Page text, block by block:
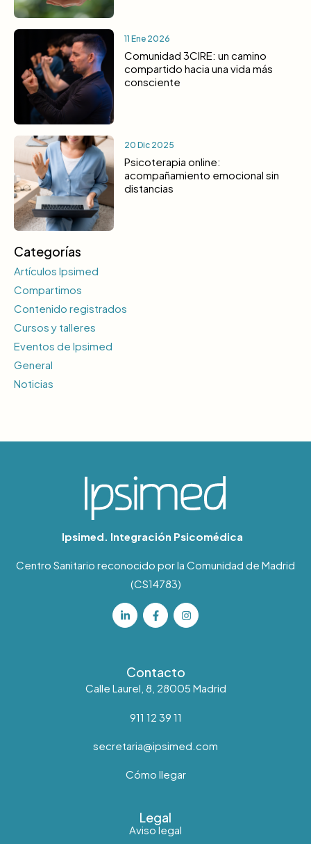
11 Ene 2026
Comunidad 3CIRE: un camino
compartido hacia una vida más
consciente
20 Dic 2025
Psicoterapia online:
acompañamiento emocional sin
distancias
Categorías
Artículos Ipsimed
Compartimos
Contenido registrados
Cursos y talleres
Eventos de Ipsimed
General
Noticias
Ipsimed. Integración Psicomédica
Centro Sanitario reconocido por la Comunidad de Madrid
(CS14783)
Contacto
Calle Laurel, 8, 28005 Madrid
911 12 39 11
secretaria@ipsimed.com
Cómo llegar
Legal
Aviso legal